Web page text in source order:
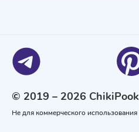
© 2019 – 2026
Не для коммерческого использования